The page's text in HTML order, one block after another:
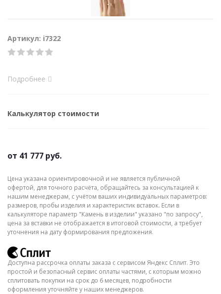
Артикул: i7322
Подробнее
Калькулятор стоимости
от 41 777 руб.
Цена указана ориентировочной и не является публичной
офертой, для точного расчёта, обращайтесь за консультацией к
нашим менеджерам, с учётом ваших индивидуальных параметров:
размеров, пробы изделия и характеристик вставок. Если в
калькуляторе параметр "Камень в изделии" указано "по запросу",
цена за вставки не отображается в итоговой стоимости, а требует
уточнения на дату формирования предложения.
Доступна рассрочка оплаты заказа с сервисом Яндекс Сплит. Это
простой и безопасный сервис оплаты частями, с которым можно
сплитовать покупки на срок до 6 месяцев, подробности
оформления уточняйте у наших менеджеров.